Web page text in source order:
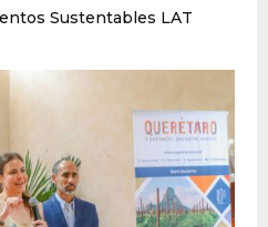
Sustentables LAT